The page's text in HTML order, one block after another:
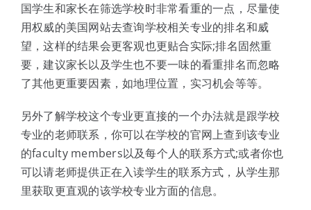
国学生和家长在筛选学校时非常看重的一点，尽量使
用权威的美国网站去查询学校相关专业的排名和威
望，这样的结果会更客观也更贴合实际;排名固然重
要，建议家长以及学生也不要一味的看重排名而忽略
了其他更重要因素，如地理位置，实习机会等等。
另外了解学校这个专业更直接的一个办法就是跟学校
专业的老师联系，你可以在学校的官网上查到该专业
的faculty members以及每个人的联系方式;或者你也
可以请老师提供正在入读学生的联系方式，从学生那
里获取更直观的该学校专业方面的信息。